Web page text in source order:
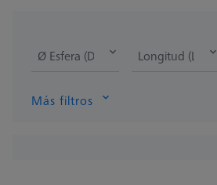
Ø Esfera (DK) Longitud (L)
Más filtros